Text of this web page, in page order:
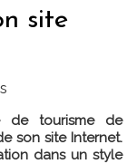
site
de tourisme de
son site Internet.
dans un style